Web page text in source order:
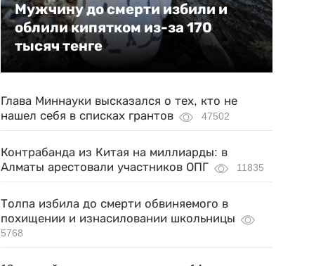
Мужчину до смерти избили и
облили кипятком из-за 170
тысяч тенге
Глава Миннауки высказался о тех, кто не
нашел себя в списках грантов
47502
Контрабанда из Китая на миллиарды: в
Алматы арестовали участников ОПГ
11835
Толпа избила до смерти обвиняемого в
похищении и изнасиловании школьницы
5768